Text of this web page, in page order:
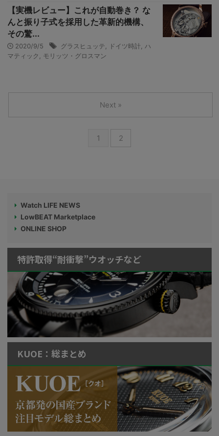
【実機レビュー】これが自動巻き？ な
んと振り子式を採用した革新的機構、
その驚...
2020/9/5 グラスヒュッテ ドイツ時計
ハ
マティック
モリッツ・グロスマン
1 2
Next »
Watch LIFE NEWS
LowBEAT Marketplace
ONLINE SHOP
特許取得“耐衝撃”ウオッチなど
KUOE：総まとめ